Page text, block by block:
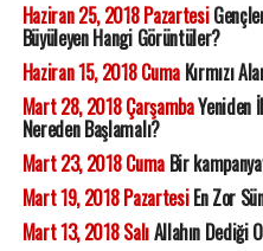
Haziran 25, 2018 Pazartesi
Büyüleyen Hangi Görüntüler?
Haziran 15, 2018 CumaKırmızı
Mart 28, 2018 ÇarşambaYeniden
Nereden Başlamalı?
Mart 23, 2018 CumaBir
Mart 19, 2018 PazartesiEn Zor
Mart 13, 2018 SalıAllahın Dediği